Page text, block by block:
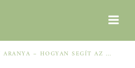
MAROKKÓ FOLYÉKONY ARANYA – HOGYAN SEGÍT AZ ARGÁNOLAJ A SZÁRAZ, MEGVISELT TINCSEKEN?
ÉJSZAKAI